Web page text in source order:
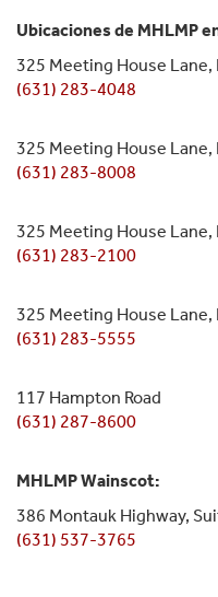
Ubicaciones de MHLMP
325 Meeting House Lane,
(631) 283-4048
325 Meeting House Lane,
(631) 283-8008
325 Meeting House Lane,
(631) 283-2100
325 Meeting House Lane,
(631) 283-5555
117 Hampton Road
(631) 287-8600
MHLMP Wainscot:
386 Montauk Highway,
(631) 537-3765